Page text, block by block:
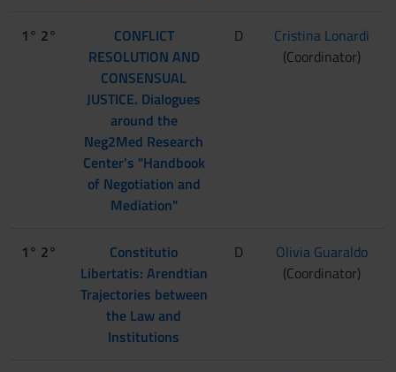
1° 2°
CONFLICT
RESOLUTION AND
CONSENSUAL
JUSTICE. Dialogues
around the
Neg2Med Research
Center's "Handbook
of Negotiation and
Mediation"
D
Cristina Lonardi
(Coordinator)
1° 2°
Constitutio
Libertatis: Arendtian
Trajectories between
the Law and
Institutions
D
Olivia Guaraldo
(Coordinator)